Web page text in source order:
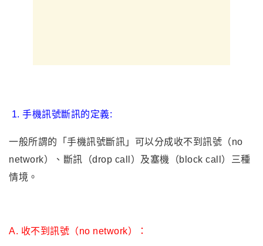
1. 手機訊號斷訊的定義:
一般所謂的「手機訊號斷訊」可以分成收不到訊號（no
network）、斷訊（drop call）及塞機（block call）三種
情境。
A. 收不到訊號（no network）：